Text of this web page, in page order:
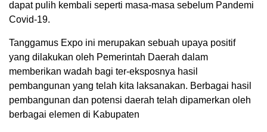
dapat pulih kembali seperti masa-masa sebelum Pandemi
Covid-19.
Tanggamus Expo ini merupakan sebuah upaya positif
yang dilakukan oleh Pemerintah Daerah dalam
memberikan wadah bagi ter-eksposnya hasil
pembangunan yang telah kita laksanakan. Berbagai hasil
pembangunan dan potensi daerah telah dipamerkan oleh
berbagai elemen di Kabupaten